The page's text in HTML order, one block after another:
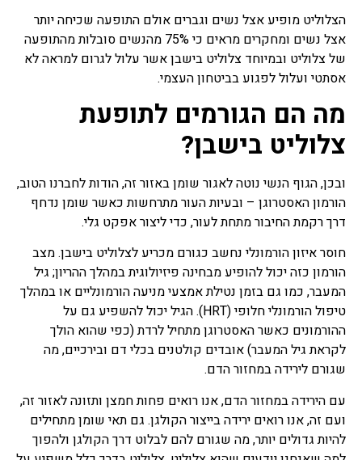
הצלוליט מופיע אצל נשים וגברים אולם התופעה שכיחה יותר
אצל נשים ומחקרים מראים כי 75% מהנשים סובלות מהתופעה
של צלוליט ובמיוחד צלוליט בישבן אשר עלול לגרום למראה לא
אסתטי ועלול לפגוע בביטחון העצמי.
מה הם הגורמים לתופעת
צלוליט בישבן?
ובכן, הגוף הנשי נוטה לאגור שומן באזור זה, הודות לחברנו הטוב,
הורמון האסטרוגן – ובעיות העור מתרחשות כאשר שומן נדחף
דרך רקמת החיבור מתחת לעור, כדי ליצור אפקט גלי.
חוסר איזון הורמונלי נחשב כגורם מכריע לצלוליט בישבן. מצב
הורמון כזה יכול להופיע מבחינה פיזיולוגית במהלך ההריון; גיל
המעבר, כמו גם בזמן נטילת אמצעי מניעה הורמונליים או במהלך
טיפול הורמונלי חלופי (HRT). הגיל יכול להשפיע גם על
ההורמונים כאשר האסטרוגן מתחיל לרדת (כפי שהוא הולך
לקראת גיל המעבר) אובדים קולטנים בכלי דם ובירכיים, מה
שגורם לירידה במחזור הדם.
עם הירידה במחזור הדם, אנו רואים פחות חמצן ותזונה לאזור זה,
ועם זה, אנו רואים ירידה בייצור הקולגן. גם תאי שומן מתחילים
להיות גדולים יותר, מה שגורם להם לבלוט דרך הקולגן ולהפוך